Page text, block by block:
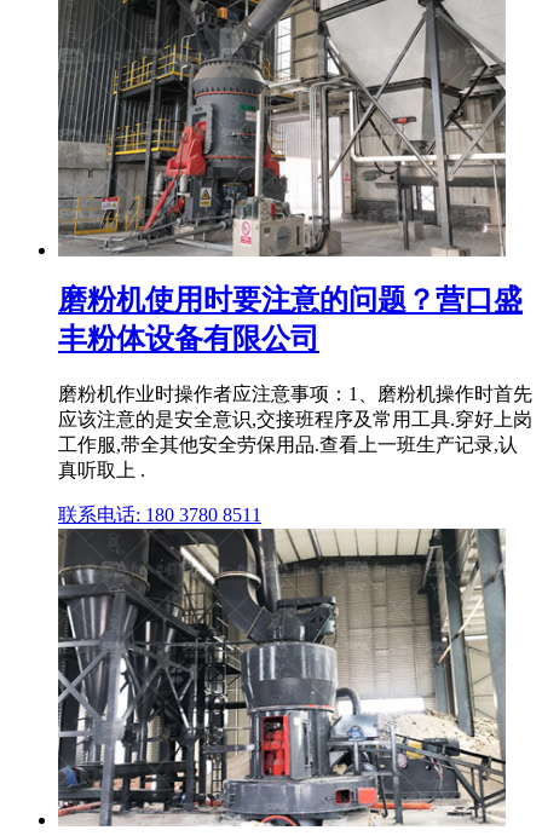
磨粉机使用时要注意的问题？营口盛
丰粉体设备有限公司
磨粉机作业时操作者应注意事项：1、磨粉机操作时首先
应该注意的是安全意识,交接班程序及常用工具.穿好上岗
工作服,带全其他安全劳保用品.查看上一班生产记录,认
真听取上 .
联系电话: 180 3780 8511